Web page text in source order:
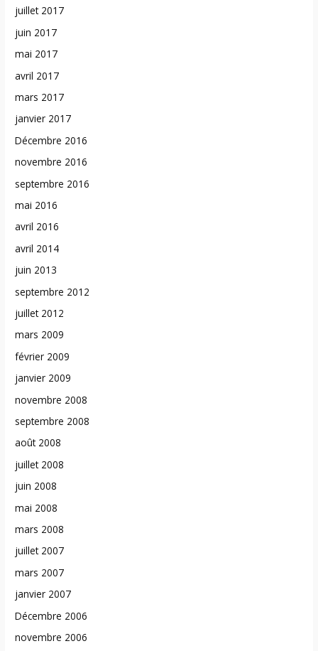
juillet 2017
juin 2017
mai 2017
avril 2017
mars 2017
janvier 2017
Décembre 2016
novembre 2016
septembre 2016
mai 2016
avril 2016
avril 2014
juin 2013
septembre 2012
juillet 2012
mars 2009
février 2009
janvier 2009
novembre 2008
septembre 2008
août 2008
juillet 2008
juin 2008
mai 2008
mars 2008
juillet 2007
mars 2007
janvier 2007
Décembre 2006
novembre 2006